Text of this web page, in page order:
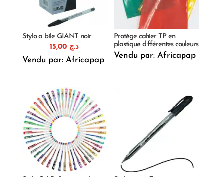
Stylo a bile GIANT noir
د.ج
Vendu par: Africapap
Protège cahier TP en
plastique différentes couleurs
Vendu par: Africapap